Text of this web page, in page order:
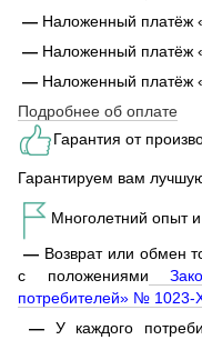
— Наложенный платёж
— Наложенный платёж
— Наложенный платёж
Подробнее об оплате
Гарантия от
Гарантируем вам
Многолетний опыт
— Возврат или обмен
с положениями
потребителей» № 1023-
— У каждого